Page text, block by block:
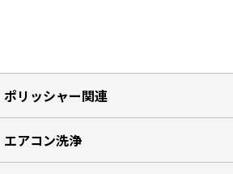
ポリッシャー関連
エアコン洗浄